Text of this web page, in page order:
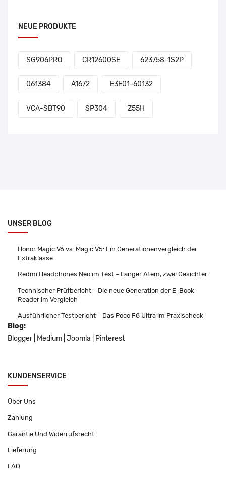
NEUE PRODUKTE
SG906PRO CR12600SE 623758-1S2P
061384 A1672 E3E01-60132
VCA-SBT90 SP304 Z55H
UNSER BLOG
Honor Magic V6 vs. Magic V5: Ein Generationenvergleich der
Extraklasse
Redmi Headphones Neo im Test – Langer Atem, zwei Gesichter
Technischer Prüfbericht – Die neue Generation der E-Book-
Reader im Vergleich
Ausführlicher Testbericht – Das Poco F8 Ultra im Praxischeck
Blog:
Blogger
Medium Joomla Pinterest
KUNDENSERVICE
Über Uns
Zahlung
Garantie Und Widerrufsrecht
Lieferung
FAQ